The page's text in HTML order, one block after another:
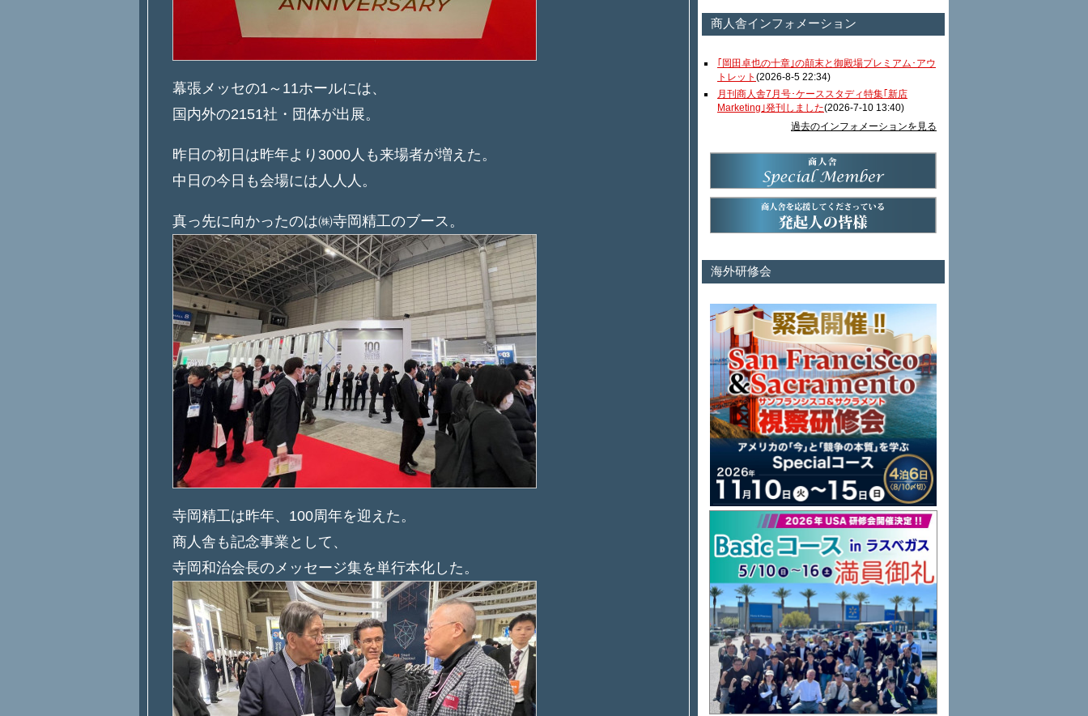
幕張メッセの1～11ホールには、
国内外の2151社・団体が出展。
昨日の初日は昨年より3000人も来場者が増えた。
中日の今日も会場には人人人。
真っ先に向かったのは㈱寺岡精工のブース。
寺岡精工は昨年、100周年を迎えた。
商人舎も記念事業として、
寺岡和治会長のメッセージ集を単行本化した。
商人舎インフォメーション
｢岡田卓也の十章｣の顛末と御殿場プレミアム･アウ
トレット (2026-8-5 22:34)
月刊商人舎7月号･ケーススタディ特集｢新店
Marketing｣発刊しました(2026-7-10 13:40)
過去のインフォメーションを見る
海外研修会